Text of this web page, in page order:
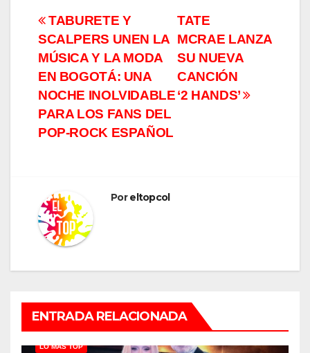
Navegación
de
entradas
TATE
MCRAE LANZA
SU NUEVA
CANCIÓN
‘2 HANDS’
TABURETE Y
SCALPERS UNEN LA
MÚSICA Y LA MODA
EN BOGOTÁ: UNA
NOCHE INOLVIDABLE
PARA LOS FANS DEL
POP-ROCK ESPAÑOL
Poreltopcol
ENTRADA RELACIONADA
LO MÁS TOP